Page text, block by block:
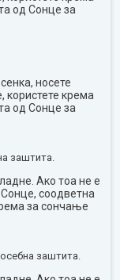
од Сонце за
носете
користете крема
од Сонце за
заштита.
Ако тоа не е
соодветна
за сончање
заштита.